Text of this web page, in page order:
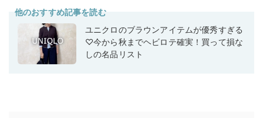
他のおすすめ記事を読む
ユニクロのブラウンアイテムが優秀すぎる
♡今から秋までヘビロテ確実！買って損な
しの名品リスト